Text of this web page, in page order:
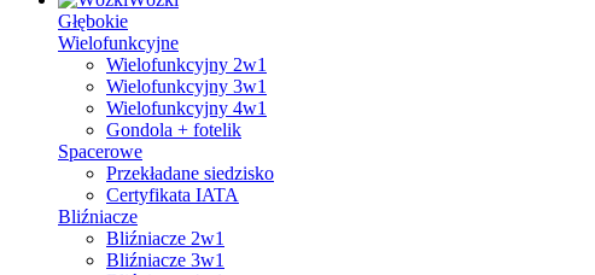
Głębokie
Wielofunkcyjne
Wielofunkcyjny 2w1
Wielofunkcyjny 3w1
Wielofunkcyjny 4w1
Gondola + fotelik
Spacerowe
Przekładane siedzisko
Certyfikata IATA
Bliźniacze
Bliźniacze 2w1
Bliźniacze 3w1